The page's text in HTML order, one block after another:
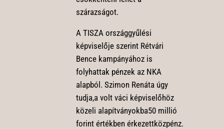
szárazságot.
A TISZA országgyűlési
képviselője szerint Rétvári
Bence kampányához is
folyhattak pénzek az NKA
alapból. Szimon Renáta úgy
tudja,a volt váci képviselőhöz
közeli alapítványokba50 millió
forint értékben érkezettközpénz.